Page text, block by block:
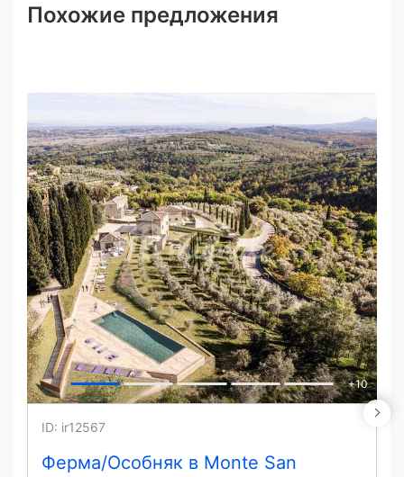
Похожие предложения
+10
Ферма/Особняк в Monte San
ID: ir12567